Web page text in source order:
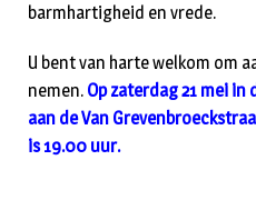
barmhartigheid en vrede.
U bent van harte welkom om
nemen. Op zaterdag 21 mei in
aan de Van
is 19.00 uur.